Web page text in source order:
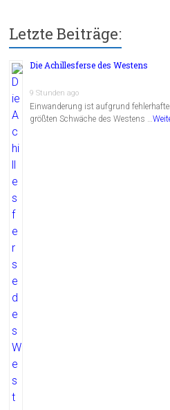
Letzte Beiträge:
Die Achillesferse des Westens
9 Stunden ago
Einwanderung ist aufgrund
größten Schwäche des Westens …